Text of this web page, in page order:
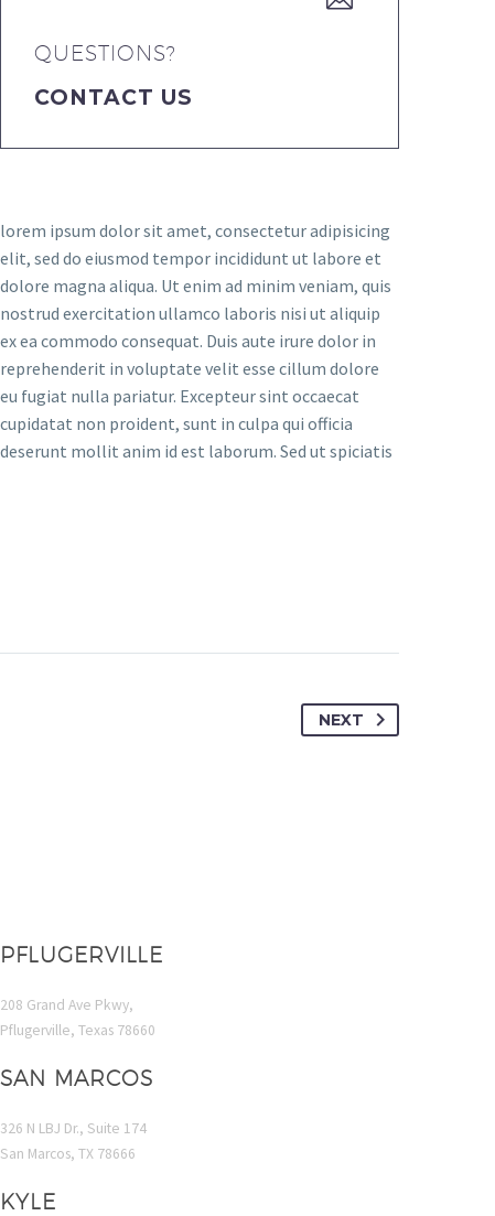
QUESTIONS?
CONTACT US
lorem ipsum dolor sit amet, consectetur adipisicing
elit, sed do eiusmod tempor incididunt ut labore et
dolore magna aliqua. Ut enim ad minim veniam, quis
nostrud exercitation ullamco laboris nisi ut aliquip
ex ea commodo consequat. Duis aute irure dolor in
reprehenderit in voluptate velit esse cillum dolore
eu fugiat nulla pariatur. Excepteur sint occaecat
cupidatat non proident, sunt in culpa qui officia
deserunt mollit anim id est laborum. Sed ut spiciatis
NEXT
PFLUGERVILLE
208 Grand Ave Pkwy,
Pflugerville, Texas 78660
SAN MARCOS
326 N LBJ Dr., Suite 174
San Marcos, TX 78666
KYLE